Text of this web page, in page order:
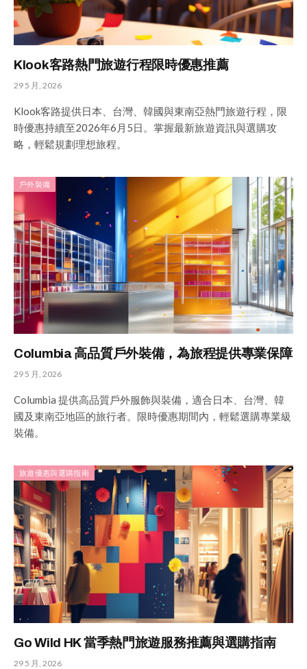
Klook客路熱門旅遊行程限時優惠推薦
29 5 月, 2026
Klook客路提供日本、台灣、韓國與東南亞熱門旅遊行程，限
時優惠持續至2026年6月5日。掌握最新旅遊資訊與選購攻
略，輕鬆規劃理想旅程。
戶外裝備
Columbia 高品質戶外裝備，為旅程提供專業保障
29 5 月, 2026
Columbia 提供高品質戶外服飾與裝備，適合日本、台灣、韓
國及東南亞地區的旅行者。限時優惠期間內，輕鬆選購專業級
裝備。
旅遊優惠與選購指南
Go Wild HK 當季熱門旅遊服務推薦與選購指南
29 5 月, 2026